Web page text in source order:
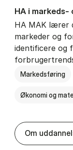
HA i
HA MAK lærer
markeder og
identificere og
Markedsføring
Økonomi og
Om